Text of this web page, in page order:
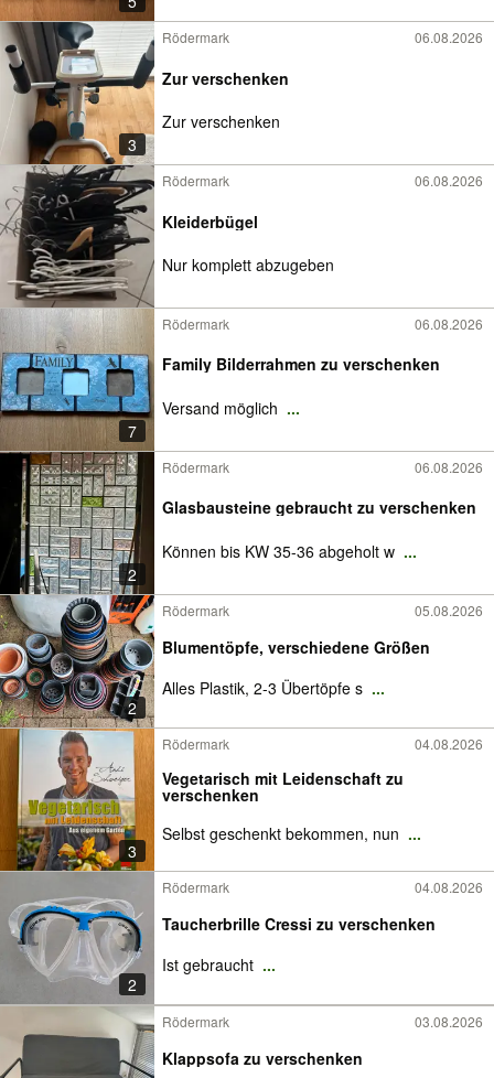
3
Rödermark 06.08.2026
Zur verschenken
Zur verschenken
Rödermark 06.08.2026
Kleiderbügel
Nur komplett abzugeben
7
Rödermark 06.08.2026
Family Bilderrahmen zu verschenken
Versand möglich ...
2
Rödermark 06.08.2026
Glasbausteine gebraucht zu verschenken
Können bis KW 35-36 abgeholt w ...
2
Rödermark 05.08.2026
Blumentöpfe, verschiedene Größen
Alles Plastik, 2-3 Übertöpfe s ...
3
Rödermark 04.08.2026
Vegetarisch mit Leidenschaft zu
verschenken
Selbst geschenkt bekommen, nun ...
2
Rödermark 04.08.2026
Taucherbrille Cressi zu verschenken
Ist gebraucht ...
Rödermark 03.08.2026
Klappsofa zu verschenken